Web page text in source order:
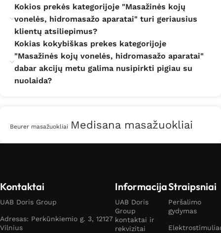
Kokios prekės kategorijoje "Masažinės kojų
vonelės, hidromasažo aparatai" turi geriausius
klientų atsiliepimus?
Kokias kokybiškas prekes kategorijoje
"Masažinės kojų vonelės, hidromasažo aparatai"
dabar akcijų metu galima nusipirkti pigiau su
nuolaida?
Beurer masažuokliai Medisana masažuokliai
Kontaktai
UAB Doris Group
Adresas: Perkūnkiemio g. 3, 12127
Vilnius
Informacija
UAB Doris
Group
kontaktai ir
rekvizitai
Straipsniai
Peršalimo
gydymas